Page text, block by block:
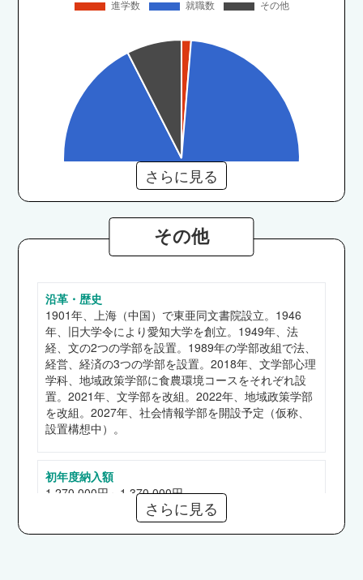
文学部
岡崎信用金庫、豊橋信用金庫、公立学校教員（愛
知県）、市職員（名古屋市、豊橋市、浜松市）、
スズキ、あいちフィナンシャルグループ 他
経済学部
十六フィナンシャルグループ、名古屋銀行、大垣
共立銀行、百五銀行、岡崎信用金庫、碧海信用金
職員（愛知県）、国税専門官 他
国際コミュニケーション学部
中部国際空港旅客サービス、ジェイアール東海ホ
テルズ、ドリームスカイ名古屋、リゾートトラス
さらに見る
その他
沿革・歴史
1901年、上海（中国）で東亜同文書院設立。1946
年、旧大学令により愛知大学を創立。1949年、法
経、文の2つの学部を設置。1989年の学部改組で法、
経営、経済の3つの学部を設置。2018年、文学部心理
学科、地域政策学部に食農環境コースをそれぞれ設
置。2021年、文学部を改組。2022年、地域政策学部
を改組。2027年、社会情報学部を開設予定（仮称、
設置構想中）。
初年度納入額
1,270,000円～1,370,000円
さらに見る